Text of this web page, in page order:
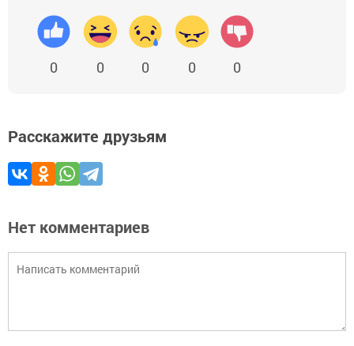
0 0 0 0 0
Расскажите друзьям
Нет комментариев